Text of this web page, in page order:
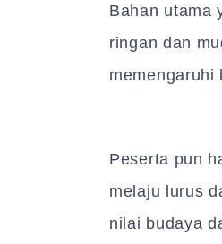
Bahan utama
ringan dan
memengaruhi
Peserta pun
melaju lurus
nilai budaya